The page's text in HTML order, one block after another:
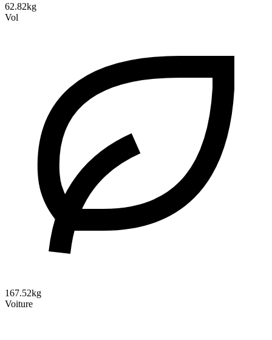
62.82kg
Vol
167.52kg
Voiture